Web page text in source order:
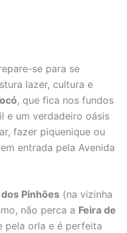
se para se
lazer, cultura e
, que fica nos fundos
e um verdadeiro oásis
fazer piquenique ou
entrada pela Avenida
Pinhões (na vizinha
não perca a Feira de
pela orla e é perfeita